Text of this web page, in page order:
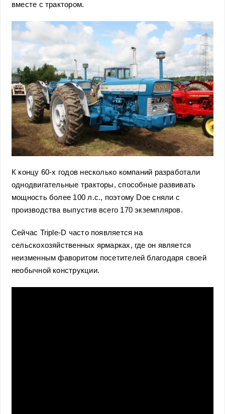
вместе с трактором.
К концу 60-х годов несколько компаний разработали
однодвигательные тракторы, способные развивать
мощность более 100 л.с., поэтому Doe сняли с
производства выпустив всего 170 экземпляров.
Сейчас Triple-D часто появляется на
сельскохозяйственных ярмарках, где он является
неизменным фаворитом посетителей благодаря своей
необычной конструкции.